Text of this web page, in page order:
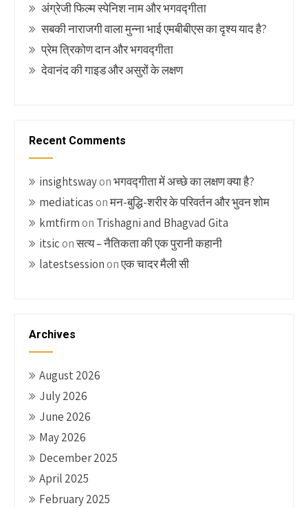
अंग्रेजी फिल्म स्पेनिश नाम और भगवद्गीता
सबकी नाराजगी वाला मुन्ना भाई एमबीबीएस का दृश्य याद है?
प्रेम त्रिकोण दान और भगवद्गीता
देवानंद की गाइड और असुरों के लक्षण
Recent Comments
insightswayonभगवद्गीता में अच्छे का लक्षण क्या है?
mediaticasonमन-बुद्धि-शरीर के परिवर्तन और भुवन शोम
kmtfirmon Trishagni and Bhagvad Gita
itsiconसत्य – नैतिकता की एक पुरानी कहानी
latestsessiononएक चादर मैली सी
Archives
August 2026
July 2026
June 2026
May 2026
December 2025
April 2025
February 2025